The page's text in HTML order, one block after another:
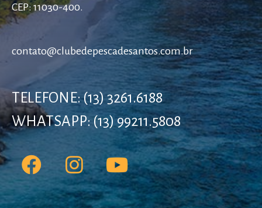
CEP: 11030-400.
contato@clubedepescadesantos.com.br
TELEFONE: (13) 3261.6188
WHATSAPP: (13) 99211.5808